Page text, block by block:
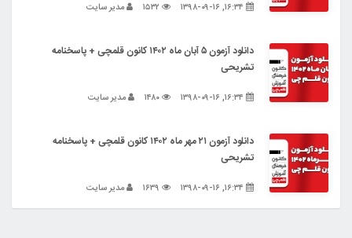
مدیر سایت
دانلود آزمون ۵ آبان ماه ۱۴۰۲ کانون قلمچی + پاسخنامه
تشریحی
مدیر سایت
دانلود آزمون ۲۱ مهر ماه ۱۴۰۲ کانون قلمچی + پاسخنامه
تشریحی
مدیر سایت